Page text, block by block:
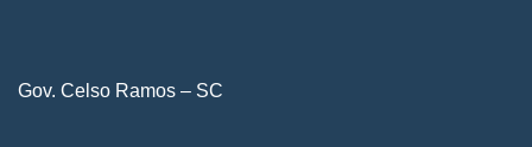
Gov. Celso Ramos – SC